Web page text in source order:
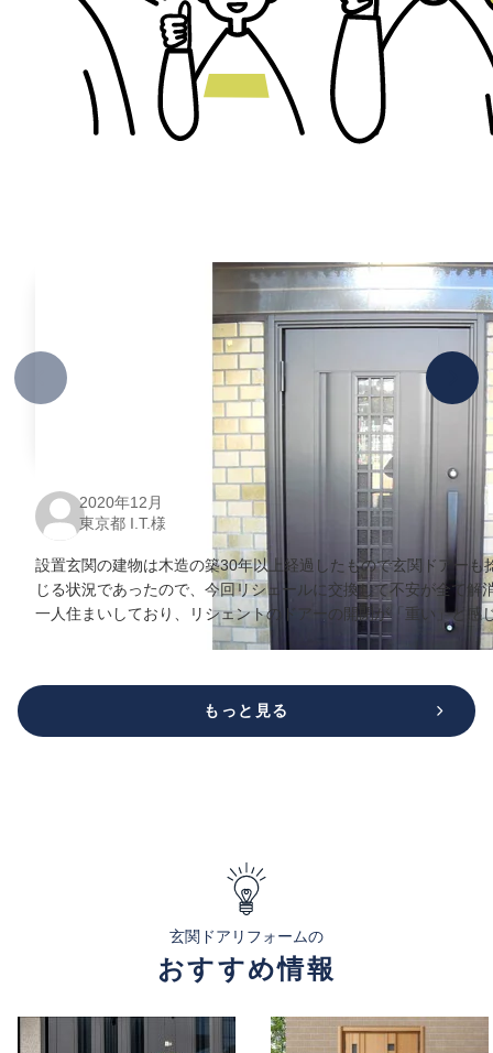
2020年12月
東京都 I.T.様
設置玄関の建物は木造の築30年以上経過したもので玄関ドアーも
じる状況であったので、今回リシェールに交換して不安が全て解
一人住まいしており、リシェントのドアーの開閉が「重い」と感
もっと見る
玄関ドアリフォームの
おすすめ情報